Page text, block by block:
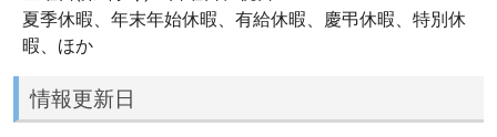
夏季休暇、年末年始休暇、有給休暇、慶弔休暇、特別休
暇、ほか
情報更新日